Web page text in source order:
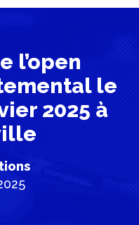
l’open
le
2025 à